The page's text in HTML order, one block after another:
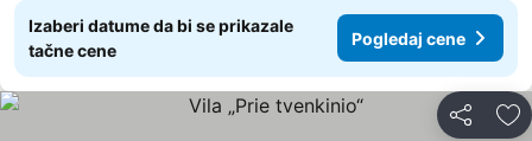
Izaberi datume da bi se prikazale
tačne cene
Pogledaj cene
Deli